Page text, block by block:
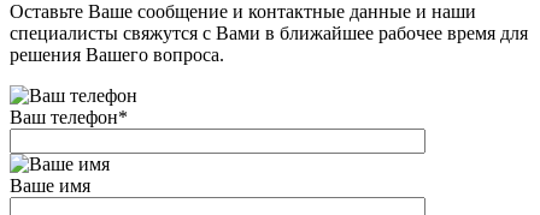
Оставьте Ваше сообщение и контактные данные и наши
специалисты свяжутся с Вами в ближайшее рабочее время для
решения Вашего вопроса.
Ваш телефон*
Ваше имя